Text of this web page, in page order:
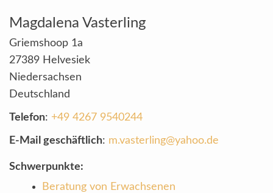
Magdalena Vasterling
Griemshoop 1a
27389 Helvesiek
Niedersachsen
Deutschland
Telefon: +49 4267 9540244
E-Mail geschäftlich: m.vasterling@yahoo.de
Schwerpunkte:
Beratung von Erwachsenen